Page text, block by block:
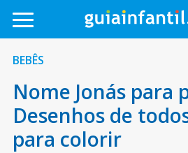
BEBÊS
Nome Jonás para
Desenhos de
para colorir